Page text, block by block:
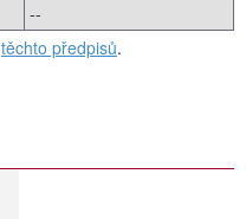
--
těchto předpisů.